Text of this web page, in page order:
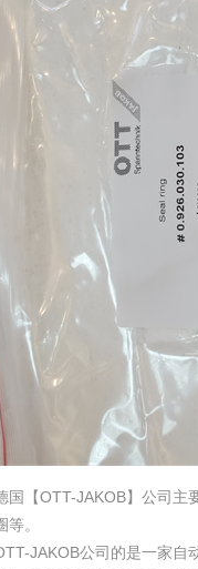
国【OTT-JAKOB】公司主
等。
JAKOB公司的是一家自